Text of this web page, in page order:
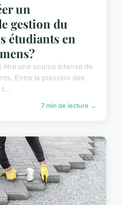
un
gestion du
étudiants en
être une source intense de
Entre la pression des
t...
7 min de lecture →